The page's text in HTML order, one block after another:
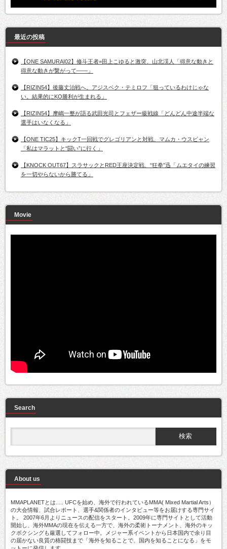
最近の投稿
【ONE SAMURAI02】修斗王者=田上こゆると激突、山北渓人「得意な動きと
得意な動きが繋がって――」
【RIZIN54】後藤丈治戦へ。アジスベク・テミロフ「狙っているわけじゃな
い。結果的にKO勝利が生まれる」
【RIZIN54】摩嶋一整が語る武田光司とフェザー級戦線「どんどん中途半端な
選手はいなくなる」
【ONE TIC25】キックT一回戦でグレゴリアンと対戦、マムカ・ウスビャン
「私はマラットと“闘い”に行く」
【KNOCK OUT67】スラサックとRED王座決定戦、“狂拳”迅「ムエタイの練習
を一切やらないから勝てる」
Movie
Search
About us
MMAPLANETとは..... UFCを始め、海外で行われているMMA( Mixed Martial Arts）
の大会情報、試合レポート、選手&関係者のインタビュー等をお届けする専門サイ
ト。 2007年6月よりニュースの配信をスタート。2009年に専門サイトとして活動
開始し、海外MMAの現在を伝える一方で、海外の柔術トーナメント、海外のキッ
クボクシングも厳選してフォロー中。メジャー系イベントから日本国内で余り目
の届かない良質の格闘技まで「海外を知ることで、国内を知ることになる」をモ